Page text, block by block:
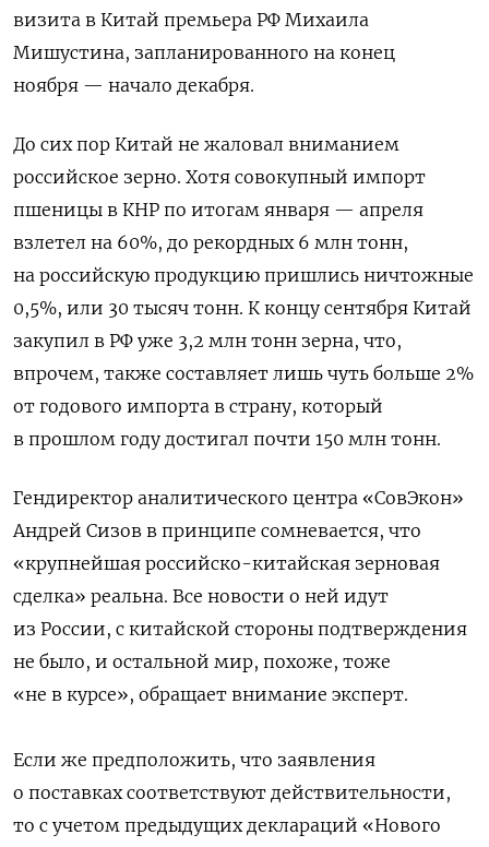
визита в Китай премьера РФ Михаила
Мишустина, запланированного на конец
ноября — начало декабря.
До сих пор Китай не жаловал вниманием
российское зерно. Хотя совокупный импорт
пшеницы в КНР по итогам января — апреля
взлетел на 60%, до рекордных 6 млн тонн,
на российскую продукцию пришлись ничтожные
0,5%, или 30 тысяч тонн. К концу сентября Китай
закупил в РФ уже 3,2 млн тонн зерна, что,
впрочем, также составляет лишь чуть больше 2%
от годового импорта в страну, который
в прошлом году достигал почти 150 млн тонн.
Гендиректор аналитического центра «СовЭкон»
Андрей Сизов в принципе сомневается, что
«крупнейшая российско-китайская зерновая
сделка» реальна. Все новости о ней идут
из России, с китайской стороны подтверждения
не было, и остальной мир, похоже, тоже
«не в курсе», обращает внимание эксперт.
Если же предположить, что заявления
о поставках соответствуют действительности,
то с учетом предыдущих деклараций «Нового